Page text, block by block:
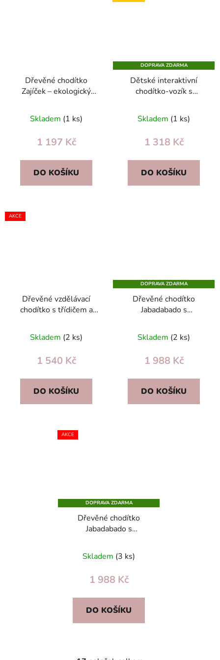
Dřevěné chodítko
Zajíček – ekologický
bezpečný pomocník pro
první krůčky
Skladem (1 ks)
1 197 Kč
DO KOŠÍKU
DOPRAVA ZDARMA
Dětské interaktivní
chodítko-vozík s
motoriky a smyslů pro
batolata
Skladem (1 ks)
1 318 Kč
DO KOŠÍKU
AKCE
Dřevěné vzdělávací
chodítko s třídičem a
rozvíjí motoriku (12m+)
Skladem (2 ks)
1 540 Kč
DO KOŠÍKU
DOPRAVA ZDARMA
Dřevěné chodítko
Jabadabado s
box, nastavitelné brzdy,
gumová kola
Skladem (2 ks)
1 988 Kč
DO KOŠÍKU
AKCE
DOPRAVA ZDARMA
Dřevěné chodítko
Jabadabado s
box, nastavitelné brzdy,
gumová kola
Skladem (3 ks)
1 988 Kč
DO KOŠÍKU